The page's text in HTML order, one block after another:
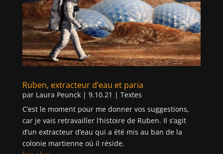
Ruben, extracteur d’eau et paria
par Laura Peunck| 9.10.21 | Textes
C’est le moment pour me donner vos suggestions,
car je vais retravailler l’histoire de Ruben. Il s’agit
d’un extracteur d’eau qui a été mis au ban de la
colonie martienne où il réside.